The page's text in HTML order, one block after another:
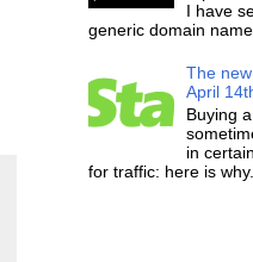
I have
generic domain
The
April
Buying
in
for traffic: here is why.